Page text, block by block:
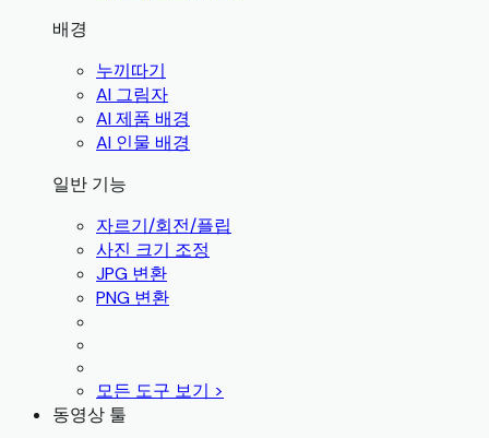
배경
누끼따기
AI 그림자
AI 제품 배경
AI 인물 배경
일반 기능
자르기/회전/플립
사진 크기 조정
JPG 변환
PNG 변환
모든 도구 보기 >
동영상 툴